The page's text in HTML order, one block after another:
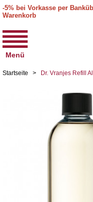
-5% bei Vorkasse per
Warenkorb
Menü
Startseite > Dr. Vranjes Refill